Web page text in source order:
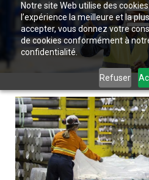
Notre site Web utilise des
l’expérience la meilleure et la
accepter, vous donnez votre
de cookies conformément à
confidentialité.
Refuser